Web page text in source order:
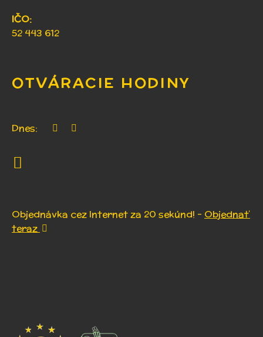
IČO:
52 443 612
OTVÁRACIE HODINY
Dnes:
Objednávka cez Internet za 20 sekúnd! - Objednať
teraz